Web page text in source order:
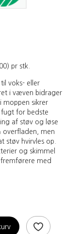
) pr stk.
voks- eller
i væven bidrager
sikrer
for bedste
af støv og løse
overfladen, men
støv hvirvles op.
og skimmel
med